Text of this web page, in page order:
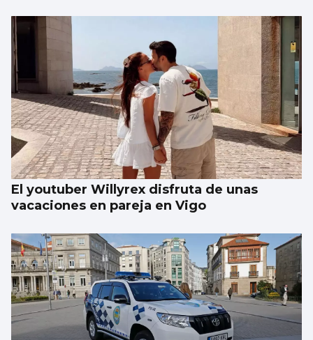
El youtuber Willyrex disfruta de unas
vacaciones en pareja en Vigo